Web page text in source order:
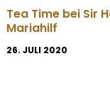
Tea Time bei Sir
Mariahilf
26. JULI 2020